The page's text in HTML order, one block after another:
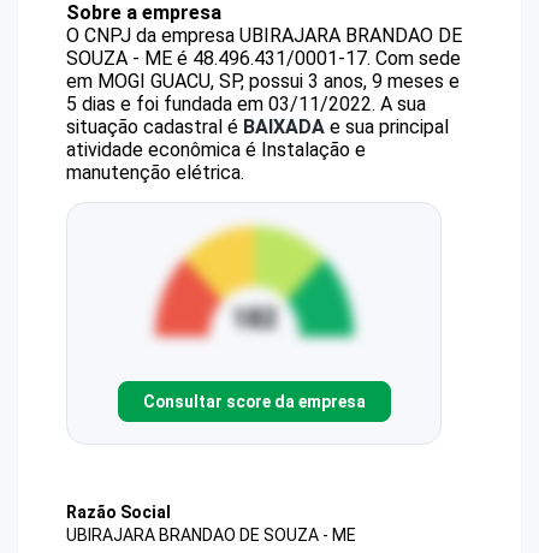
Sobre a empresa
O CNPJ da empresa UBIRAJARA BRANDAO DE
SOUZA - ME é 48.496.431/0001-17. Com sede
em MOGI GUACU, SP, possui 3 anos, 9 meses e
5 dias e foi fundada em 03/11/2022. A sua
situação cadastral é BAIXADA e sua principal
atividade econômica é Instalação e
manutenção elétrica.
Consultar score da empresa
Razão Social
UBIRAJARA BRANDAO DE SOUZA - ME